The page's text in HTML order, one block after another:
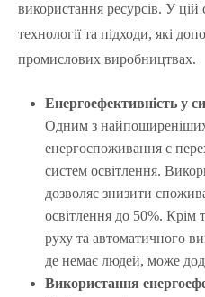
використання ресурсів. У цій
технології та підходи, які
промислових виробництвах.
Енергоефективність у
Одним з
енергоспоживання є
систем освітлення.
дозволяє знизити
освітлення до 50%. Крім
руху та автоматичного
де немає людей, може
Використання